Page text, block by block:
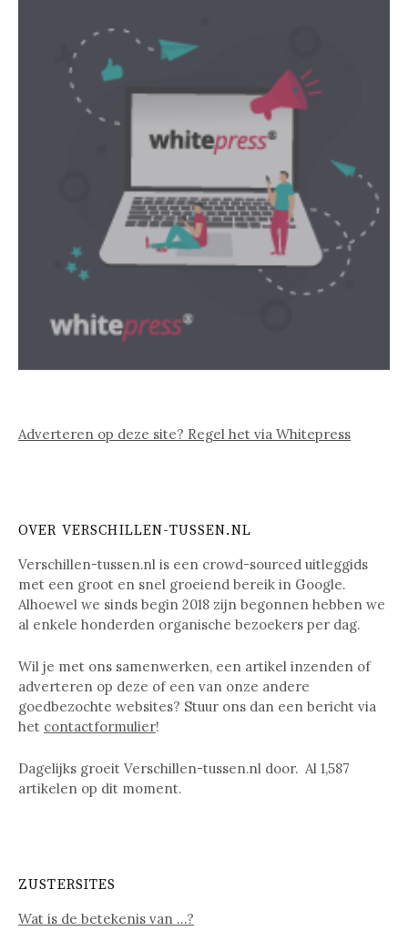
Adverteren op deze site? Regel het via Whitepress
OVER VERSCHILLEN-TUSSEN.NL
Verschillen-tussen.nl is een crowd-sourced uitleggids
met een groot en snel groeiend bereik in Google.
Alhoewel we sinds begin 2018 zijn begonnen hebben we
al enkele honderden organische bezoekers per dag.
Wil je met ons samenwerken, een artikel inzenden of
adverteren op deze of een van onze andere
goedbezochte websites? Stuur ons dan een bericht via
het contactformulier!
Dagelijks groeit Verschillen-tussen.nl door. Al 1,587
artikelen op dit moment.
ZUSTERSITES
Wat is de betekenis van …?